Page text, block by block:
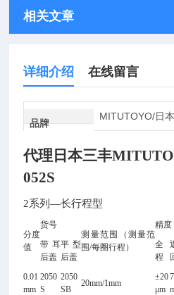
相关文章
详细介绍 在线留言
品牌
MITUTOYO/日
代理日本三丰
052S
2系列—长行程型
分度
值
货号
测量范围（测量范
围/每圈行程）
精度
带耳
后盖
平型
后盖
全
程
0.01
mm
2050
S
2050
SB
20mm/1mm
±20
μm
7